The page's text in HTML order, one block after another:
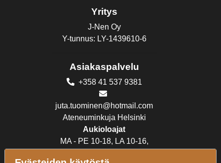
Yritys
J-Nen Oy
Y-tunnus: LY-1439610-6
Asiakaspalvelu
+358 41 537 9381
juta.tuominen@hotmail.com
Ateneuminkuja Helsinki
Aukioloajat
MA - PE 10-18, LA 10-16,